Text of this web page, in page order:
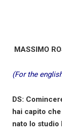
MASSIMO
(For the
DS:
hai capito
nato lo studio